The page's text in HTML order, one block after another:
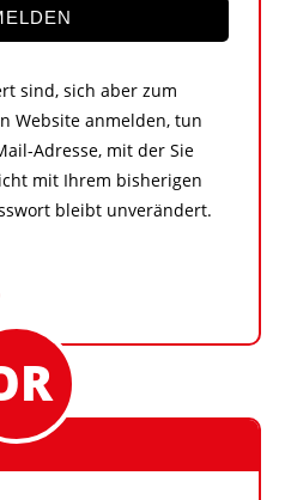
sind, sich aber zum
Website anmelden, tun
Adresse, mit der Sie
mit Ihrem bisherigen
bleibt unverändert.